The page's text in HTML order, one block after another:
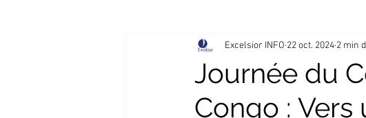
Divertissement Technologie
Journée du
Congo :
Excelsior INFO 22 oct. 2024 2 min